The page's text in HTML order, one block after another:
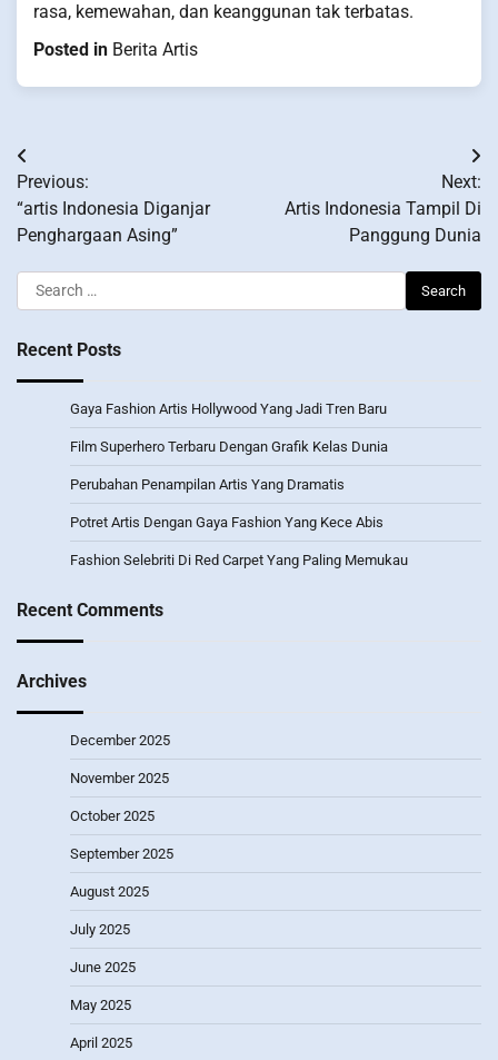
rasa, kemewahan, dan keanggunan tak terbatas.
Posted in Berita Artis
Post
navigation
Previous:
“artis Indonesia Diganjar
Penghargaan Asing”
Next:
Artis Indonesia Tampil Di
Panggung Dunia
Search
for:
Recent Posts
Gaya Fashion Artis Hollywood Yang Jadi Tren Baru
Film Superhero Terbaru Dengan Grafik Kelas Dunia
Perubahan Penampilan Artis Yang Dramatis
Potret Artis Dengan Gaya Fashion Yang Kece Abis
Fashion Selebriti Di Red Carpet Yang Paling Memukau
Recent Comments
Archives
December 2025
November 2025
October 2025
September 2025
August 2025
July 2025
June 2025
May 2025
April 2025